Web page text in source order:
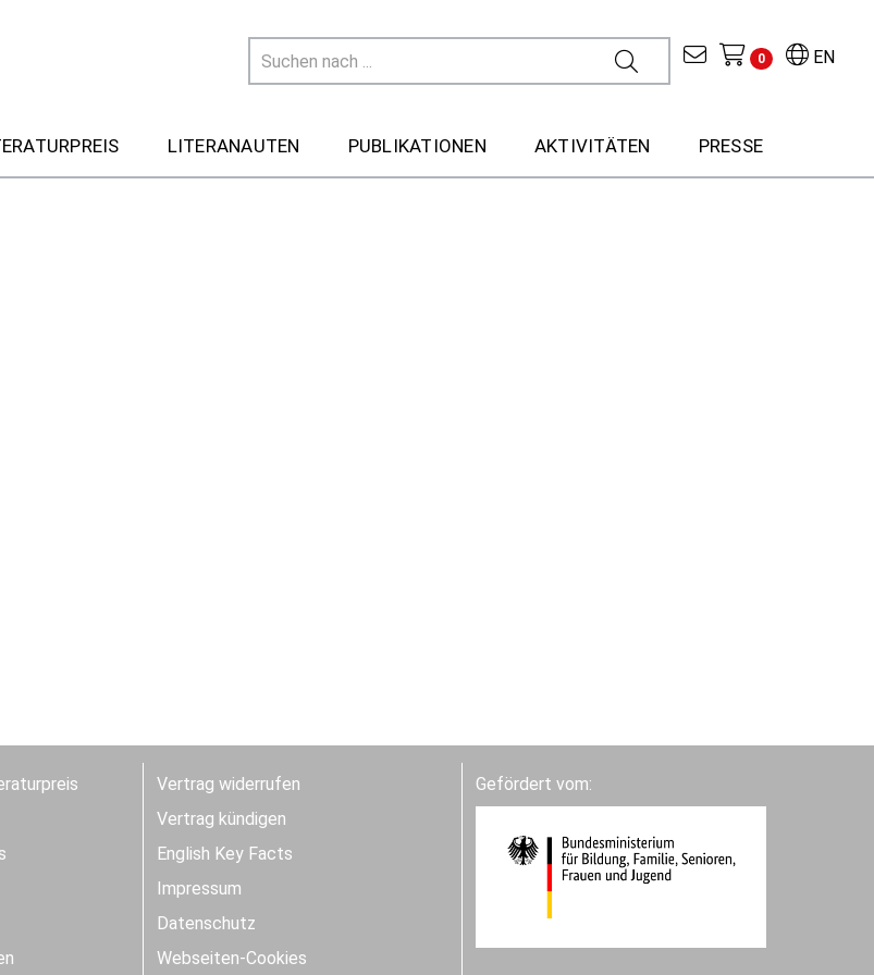
EN
0
LITERANAUTEN PUBLIKATIONEN AKTIVITÄTEN PRESSE
Vertrag widerrufen
Vertrag kündigen
English Key Facts
Impressum
Datenschutz
Webseiten-Cookies
Gefördert vom: